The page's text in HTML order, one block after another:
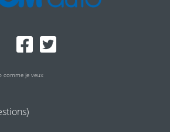
comme je veux